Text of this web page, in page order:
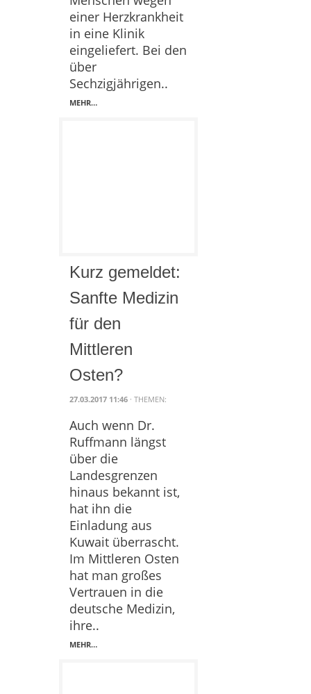
einer Herzkrankheit
in eine Klinik
eingeliefert. Bei den
über
Sechzigjährigen..
MEHR…
Kurz gemeldet:
Sanfte Medizin
für den
Mittleren
Osten?
27.03.2017 11:46 · THEMEN:
Auch wenn Dr.
Ruffmann längst
über die
Landesgrenzen
hinaus bekannt ist,
hat ihn die
Einladung aus
Kuwait überrascht.
Im Mittleren Osten
hat man großes
Vertrauen in die
deutsche Medizin,
ihre..
MEHR…